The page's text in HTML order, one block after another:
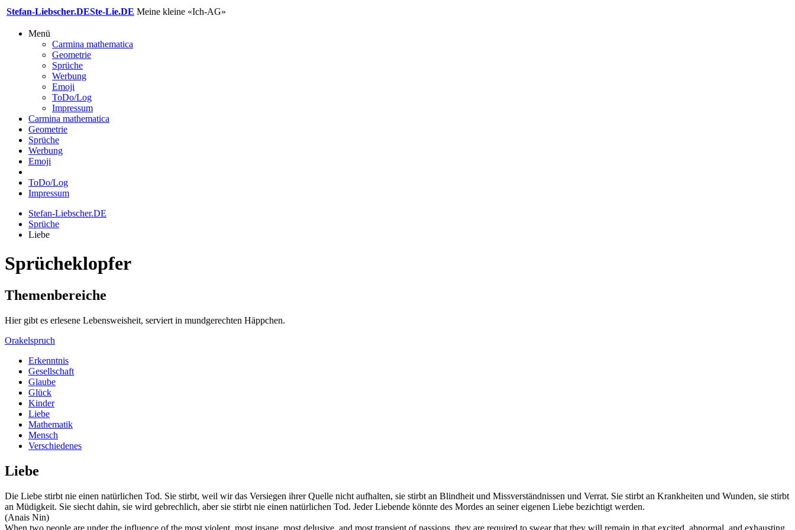
Stefan-Liebscher.DESte-Lie.DE Meine kleine «Ich-AG»
Menü
Carmina mathematica
Geometrie
Sprüche
Werbung
Emoji
ToDo/Log
Impressum
Carmina mathematica
Geometrie
Sprüche
Werbung
Emoji
ToDo/Log
Impressum
Stefan-Liebscher.DE
Sprüche
Liebe
Sprücheklopfer
Themenbereiche
Hier gibt es erlesene Lebensweisheit, serviert in mundgerechten Häppchen.
Orakelspruch
Erkenntnis
Gesellschaft
Glaube
Glück
Kinder
Liebe
Mathematik
Mensch
Verschiedenes
Liebe
Die Liebe stirbt nie einen natürlichen Tod. Sie stirbt, weil wir das Versiegen ihrer Quelle nicht aufhalten, sie stirbt an Blindheit und Missverständnissen und Verrat. Sie stirbt an Krankheiten und Wunden, sie stirbt
an Müdigkeit. Sie siecht dahin, sie wird gebrechlich, aber sie stirbt nie einen natürlichen Tod. Jeder Liebende könnte des Mordes an seiner eigenen Liebe bezichtigt werden.
(Anais Nin)
When two people are under the influence of the most violent, most insane, most delusive, and most transient of passions, they are required to swear that they will remain in that excited, abnormal, and exhausting